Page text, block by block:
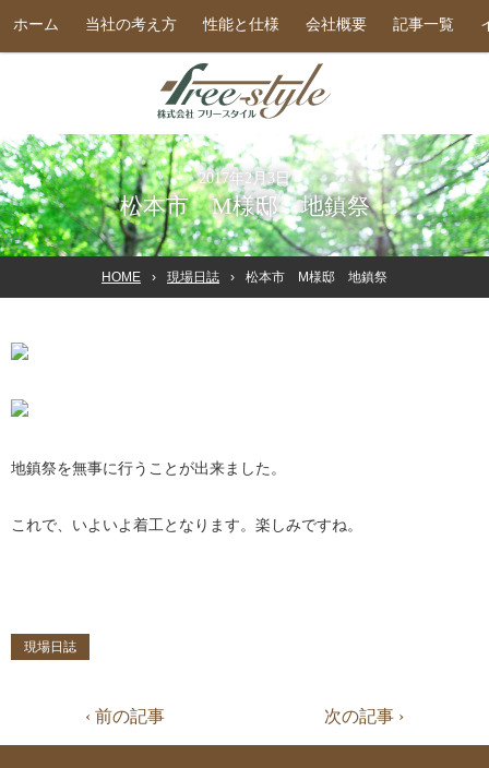
ホーム 当社の考え方 性能と仕様 会社概要 記事一覧
2017年2月3日
松本市 M様邸 地鎮祭
HOME 現場日誌 松本市 M様邸 地鎮祭
地鎮祭を無事に行うことが出来ました。
これで、いよいよ着工となります。楽しみですね。
現場日誌
‹ 前の記事 次の記事 ›